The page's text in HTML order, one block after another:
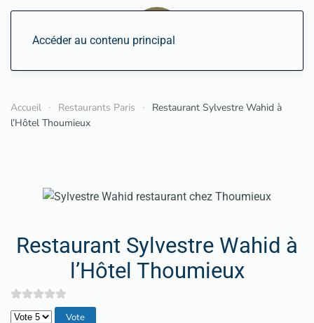
Accéder au contenu principal
Accueil Restaurants Paris
Restaurant Sylvestre Wahid à
l’Hôtel Thoumieux
Restaurant Sylvestre Wahid à
l’Hôtel Thoumieux
Veuillez voter